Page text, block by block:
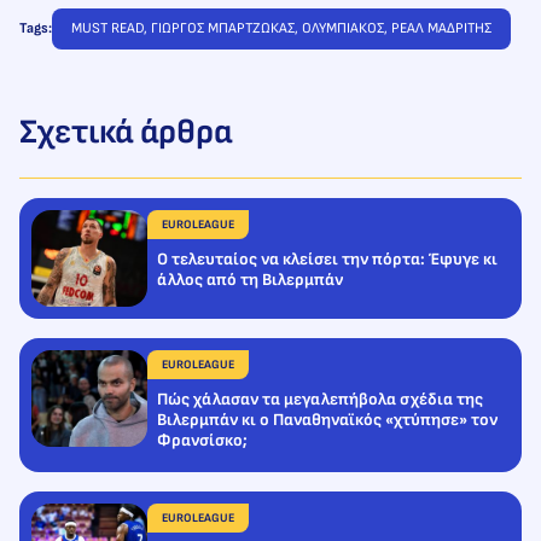
Tags: MUST READ, ΓΙΩΡΓΟΣ ΜΠΑΡΤΖΩΚΑΣ, ΟΛΥΜΠΙΑΚΟΣ, ΡΕΑΛ ΜΑΔΡΙΤΗΣ
Σχετικά άρθρα
EUROLEAGUE
Ο τελευταίος να κλείσει την πόρτα: Έφυγε κι
άλλος από τη Βιλερμπάν
EUROLEAGUE
Πώς χάλασαν τα μεγαλεπήβολα σχέδια της
Βιλερμπάν κι ο Παναθηναϊκός «χτύπησε» τον
Φρανσίσκο;
EUROLEAGUE